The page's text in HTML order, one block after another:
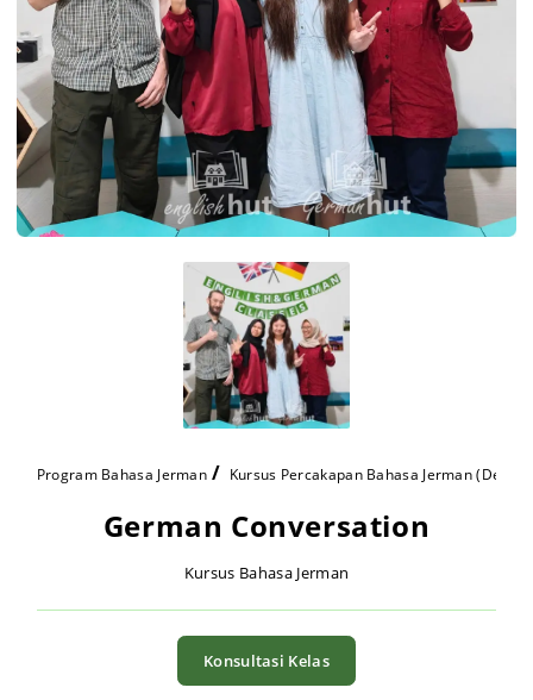
Program Bahasa Jerman Kursus Percakapan Bahasa Jerman
German Conversation
Kursus Bahasa Jerman
Konsultasi Kelas